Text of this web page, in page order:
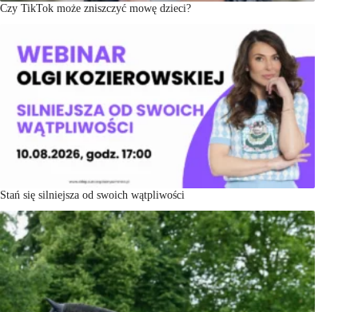
Czy TikTok może zniszczyć mowę dzieci?
Stań się silniejsza od swoich wątpliwości